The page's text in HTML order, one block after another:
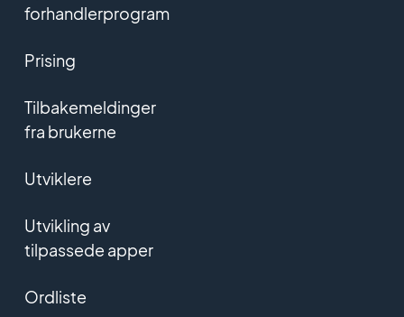
forhandlerprogram
Prising
Tilbakemeldinger
fra brukerne
Utviklere
Utvikling av
tilpassede apper
Ordliste